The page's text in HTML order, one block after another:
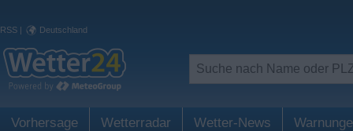
RSS | Deutschland
Vorhersage Wetterradar Wetter-News